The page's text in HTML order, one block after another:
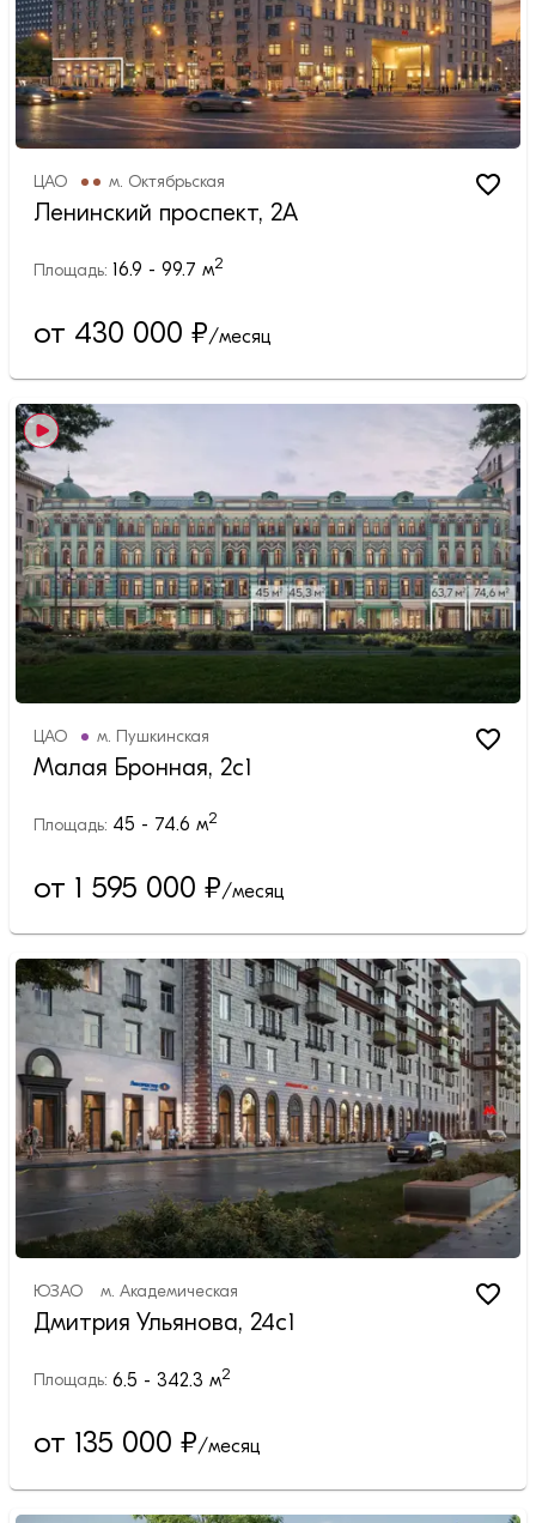
ЦАО м. Октябрьская
Ленинский проспект, 2А
Площадь: 16.9 - 99.7 м2
от 430 000 ₽/месяц
ЦАО м. Пушкинская
Малая Бронная, 2с1
Площадь: 45 - 74.6 м2
от 1 595 000 ₽/месяц
ЮЗАО м. Академическая
Дмитрия Ульянова, 24с1
Площадь: 6.5 - 342.3 м2
от 135 000 ₽/месяц